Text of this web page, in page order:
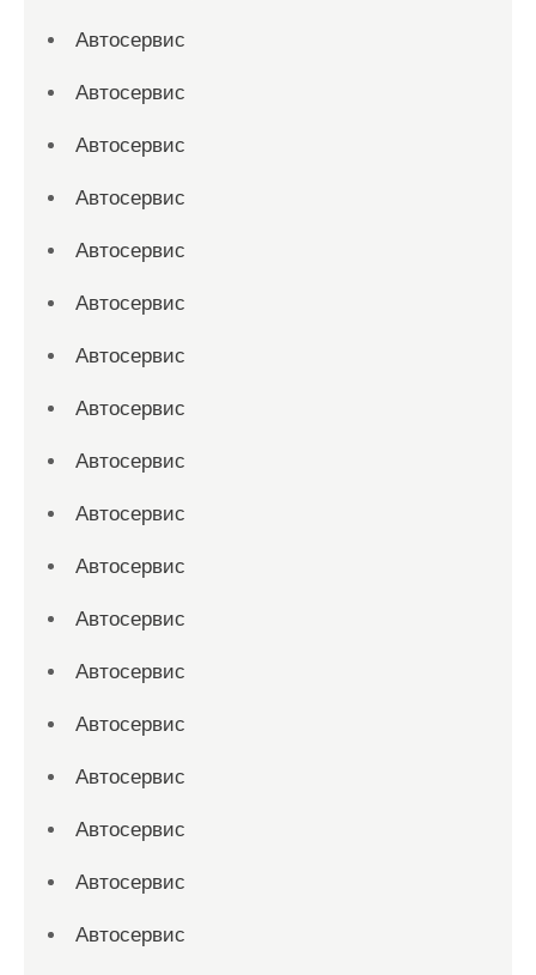
Автосервис
Автосервис
Автосервис
Автосервис
Автосервис
Автосервис
Автосервис
Автосервис
Автосервис
Автосервис
Автосервис
Автосервис
Автосервис
Автосервис
Автосервис
Автосервис
Автосервис
Автосервис